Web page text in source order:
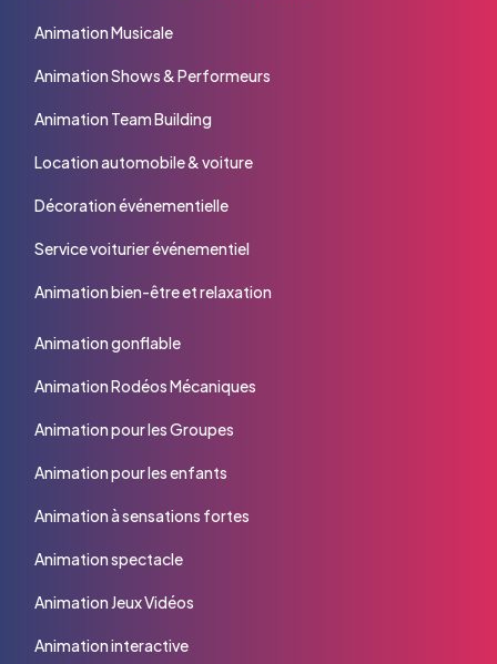
Animation Musicale
Animation Shows & Performeurs
Animation Team Building
Location automobile & voiture
Décoration événementielle
Service voiturier événementiel
Animation bien-être et relaxation
Animation gonflable
Animation Rodéos Mécaniques
Animation pour les Groupes
Animation pour les enfants
Animation à sensations fortes
Animation spectacle
Animation Jeux Vidéos
Animation interactive